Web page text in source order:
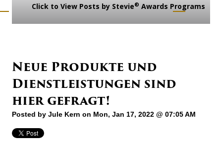
Click to View Posts by Stevie® Awards Programs
Neue Produkte und
Dienstleistungen sind
hier gefragt!
Posted by Jule Kern on Mon, Jan 17, 2022 @ 07:05 AM